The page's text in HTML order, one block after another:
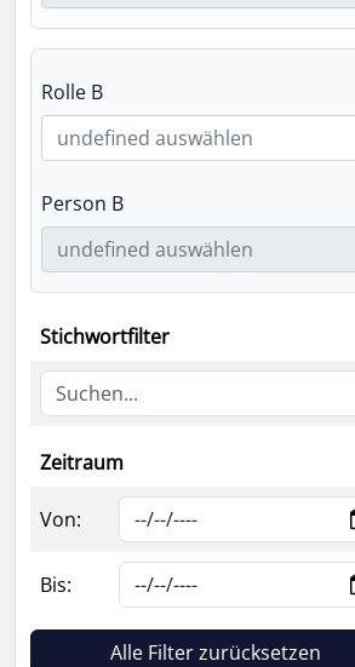
Rolle B
undefined auswählen
Person B
undefined auswählen
Stichwortfilter
Zeitraum
Von:
Bis:
Alle Filter zurücksetzen